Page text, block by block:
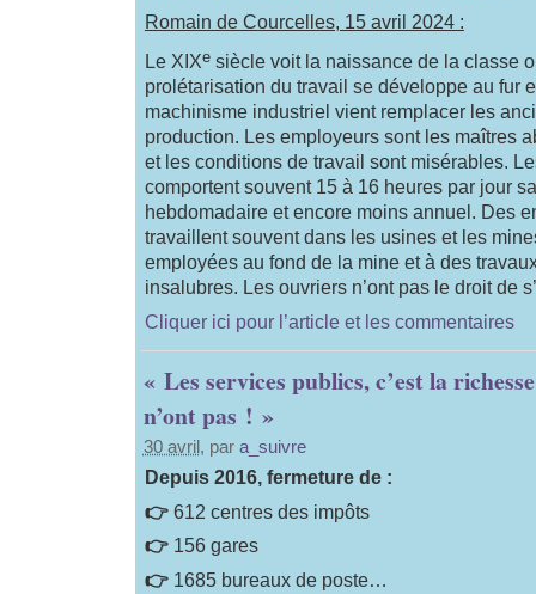
Romain de Courcelles, 15 avril 2024 :
Le XIXesiècle voit la naissance de la classe
prolétarisation du travail se développe au fur
machinisme industriel vient remplacer les
production. Les employeurs sont les maîtres
et les conditions de travail sont misérables.
comportent souvent 15 à 16 heures par jour
hebdomadaire et encore moins annuel. Des
travaillent souvent dans les usines et les
employées au fond de la mine et à des
insalubres. Les ouvriers n’ont pas le droit de
Cliquer ici pour l’article et les commentaires
« Les services publics, c’est la
n’ont pas ! »
30 avril , par a_suivre
Depuis 2016, fermeture de :
👉612 centres des impôts
👉156 gares
👉1685 bureaux de poste…